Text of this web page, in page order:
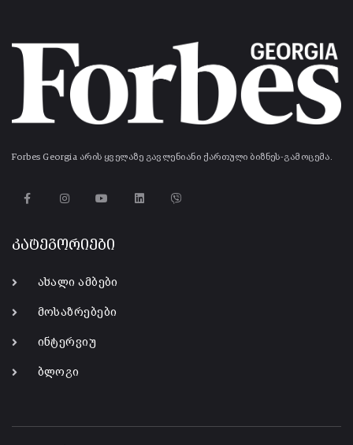
Forbes Georgia არის ყველაზე გავლენიანი ქართული ბიზნეს-გამოცემა.
კატეგორიები
ახალი ამბები
მოსაზრებები
ინტერვიუ
ბლოგი